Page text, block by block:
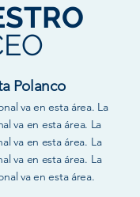
Polanco
va en esta área. La
va en esta área. La
va en esta área. La
va en esta área. La
va en esta área.